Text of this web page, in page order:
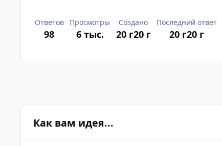
Ответов
98
Просмотры
6 тыс.
Создано
20 г20 г
Последний ответ
20 г20 г
Как вам идея...